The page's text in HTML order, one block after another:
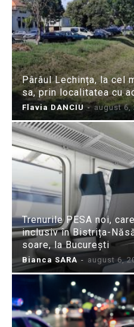
Pârâul Lechința, la cel
sa, prin localitatea cu
Flavia DANCIU - august 6,
Trenurile PESA noi,
inclusiv în Bistrița-
soare, la București
Bianca SARA - august 6,